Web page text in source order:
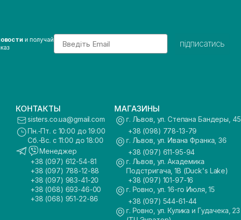
и получайEmail
підписатись
КОНТАКТЫ
sisters.co.ua@gmail.com
Пн.-Пт. с 10:00 до 19:00
Сб.-Вс. с 11:00 до 18:00
Менеджер
+38 (097) 612-54-81
+38 (097) 788-12-88
+38 (097) 983-41-20
+38 (068) 693-46-00
+38 (068) 951-22-86
МАГАЗИНЫ
г. Львов, ул. Степана Бандеры, 45
+38 (098) 778-13-79
г. Львов, ул. Ивана Франка, 36
+38 (097) 611-95-94
г. Львов, ул. Академика
Подстригача, 1В (Duck's Lake)
+38 (097) 101-97-16
г. Ровно, ул. 16-го Июля, 15
+38 (097) 544-61-44
г. Ровно, ул. Кулика и Гудачека, 23